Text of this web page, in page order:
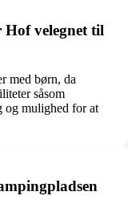
Hof velegnet til
med børn, da
såsom
og mulighed for at